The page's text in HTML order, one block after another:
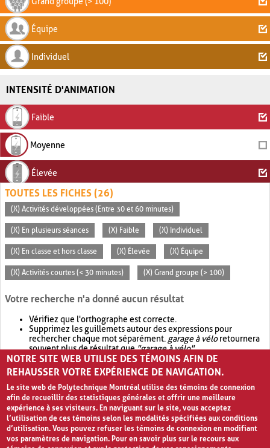
Équipe
Individuel
INTENSITÉ D'ANIMATION
Faible
Moyenne
Élevée
TOUTES LES FICHES (26)
(X) Activités développées (Entre 30 et 60 minutes)
(X) En plusieurs séances (X) Faible (X) Individuel
(X) En classe et hors classe (X) Élevée (X) Équipe
(X) Activités courtes (< 30 minutes) (X) Grand groupe (> 100)
Votre recherche n'a donné aucun résultat
Vérifiez que l'orthographe est correcte.
Supprimez les guillemets autour des expressions pour
rechercher chaque mot séparément. garage à véloretournera
souvent plus de résultat que"garage à vélo".
Envisagez d'élargir votre recherche avec OR.garage OR vélo
retournera souvent plus de résultat quegarage à vélo
NOTRE SITE WEB UTILISE DES TÉMOINS AFIN DE
REHAUSSER VOTRE EXPÉRIENCE DE NAVIGATION.
Le site web de Polytechnique Montréal utilise des témoins de connexion
afin de recueillir des statistiques générales et offrir une meilleure
expérience à ses visiteurs. En naviguant sur le site, vous acceptez
l’utilisation de ces témoins selon les modalités spécifiées aux conditions
d’utilisation. Vous pouvez refuser les témoins de connexion en modifiant
vos paramètres de navigation. Pour en savoir plus sur le recours aux